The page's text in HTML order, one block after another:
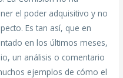
el poder adquisitivo y no
Es tan así, que en
en los últimos meses,
un análisis o comentario
ejemplos de cómo el